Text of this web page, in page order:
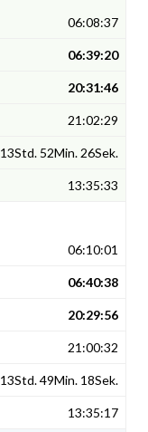
06:08:37
06:39:20
20:31:46
21:02:29
13Std. 52Min. 26Sek.
13:35:33
06:10:01
06:40:38
20:29:56
21:00:32
13Std. 49Min. 18Sek.
13:35:17